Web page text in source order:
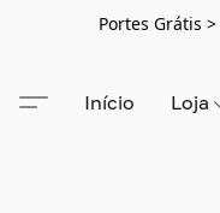
Portes Grátis
Início Loja